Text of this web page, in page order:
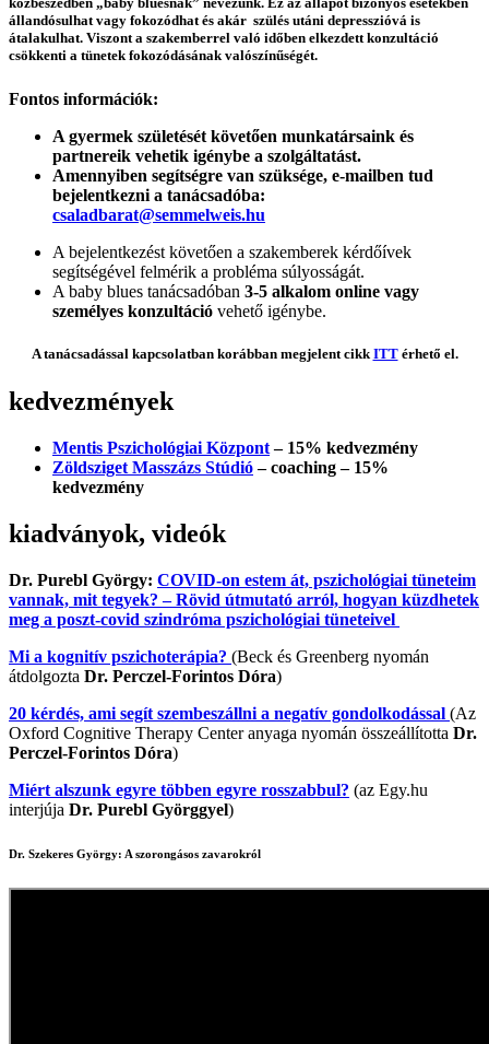
állandósulhat vagy fokozódhat és akár szülés utáni depresszióvá is
átalakulhat. Viszont a szakemberrel való időben elkezdett konzultáció
csökkenti a tünetek fokozódásának valószínűségét.
Fontos információk:
A gyermek születését követően munkatársaink és
partnereik vehetik igénybe a szolgáltatást.
Amennyiben segítségre van szüksége, e-mailben tud
bejelentkezni a tanácsadóba:
csaladbarat@semmelweis.hu
A bejelentkezést követően a szakemberek kérdőívek
segítségével felmérik a probléma súlyosságát.
A baby blues tanácsadóban 3-5 alkalom online vagy
személyes konzultáció vehető igénybe.
A tanácsadással kapcsolatban korábban megjelent cikk ITTérhető el.
kedvezmények
Mentis Pszichológiai Központ– 15% kedvezmény
Zöldsziget Masszázs Stúdió– coaching – 15%
kedvezmény
kiadványok, videók
Dr. Purebl György: COVID-on estem át, pszichológiai tüneteim
vannak, mit tegyek? – Rövid útmutató arról, hogyan küzdhetek
meg a poszt-covid szindróma pszichológiai tüneteivel
Mi a kognitív pszichoterápia? (Beck és Greenberg nyomán
átdolgozta Dr. Perczel-Forintos Dóra)
20 kérdés, ami segít szembeszállni a negatív gondolkodással (Az
Oxford Cognitive Therapy Center anyaga nyomán összeállította Dr.
Perczel-Forintos Dóra)
Miért alszunk egyre többen egyre rosszabbul? (az Egy.hu
interjúja Dr. Purebl Györggyel)
Dr. Szekeres György: A szorongásos zavarokról